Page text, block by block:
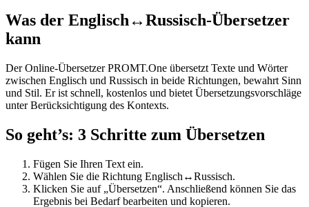
Was der Englisch↔Russisch-Übersetzer
kann
Der Online-Übersetzer PROMT.One übersetzt Texte und Wörter
zwischen Englisch und Russisch in beide Richtungen, bewahrt Sinn
und Stil. Er ist schnell, kostenlos und bietet Übersetzungsvorschläge
unter Berücksichtigung des Kontexts.
So geht’s: 3 Schritte zum Übersetzen
Fügen Sie Ihren Text ein.
Wählen Sie die Richtung Englisch↔Russisch.
Klicken Sie auf „Übersetzen“. Anschließend können Sie das
Ergebnis bei Bedarf bearbeiten und kopieren.